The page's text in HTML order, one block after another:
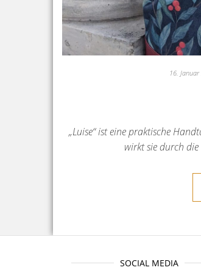
16.
„Luise“ ist eine praktische
wirkt sie durch
SOCIAL MEDIA